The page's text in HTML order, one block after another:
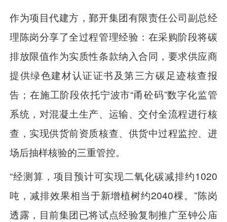
作为项目代建方，鄞开集团有限责任公司副总经
理陈岗分享了全过程管理经验：在采购阶段将碳
排放限值作为实质性条款纳入合同，要求供应商
提供绿色建材认证证书及第三方碳足迹核查报
告；在施工阶段依托宁波市“甬砼码”数字化监管
系统，对混凝土生产、运输、交付全流程进行核
查，实现供货前资质核查、供货中过程监控、进
场后抽样核验的三重管控。
“经测算，项目预计可实现二氧化碳减排约1020
吨，减排效果相当于新增植树约2040棵。”陈岗
透露，目前集团已将试点经验复制推广至钟公庙